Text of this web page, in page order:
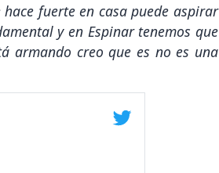
fuerte en casa puede aspirar
y en Espinar tenemos que
armando creo que es no es una